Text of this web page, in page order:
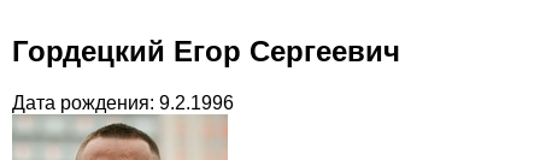
Гордецкий Егор Сергеевич
Дата рождения: 9.2.1996